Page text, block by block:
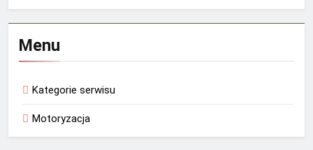
Menu
Kategorie serwisu
Motoryzacja